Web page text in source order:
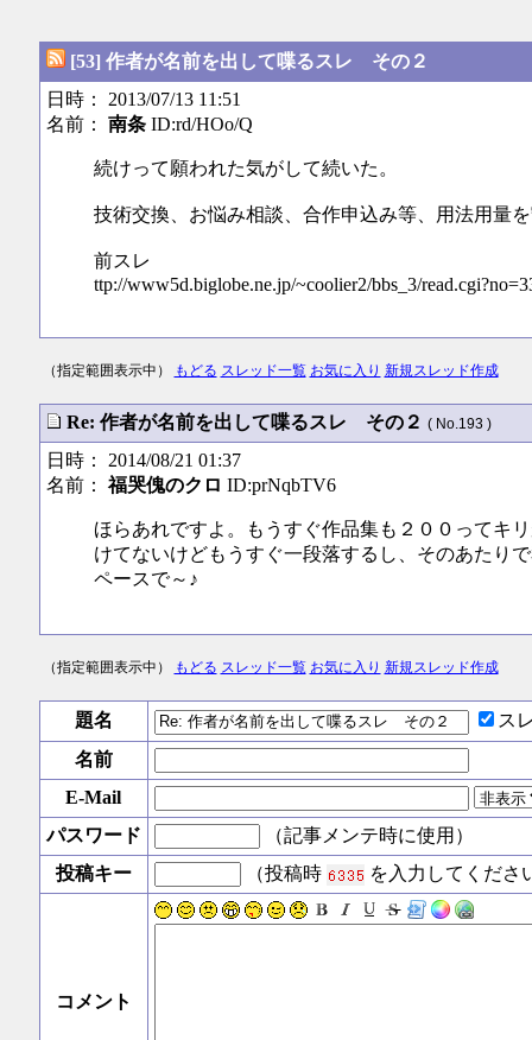
[53] 作者が名前を出して喋るスレ その２
日時： 2013/07/13 11:51
名前： 南条ID:rd/HOo/Q
続けって願われた気がして続いた。
技術交換、お悩み相談、合作申込み等、用法用量
前スレ
ttp://www5d.biglobe.ne.jp/~coolier2/bbs_3/
（指定範囲表示中） もどる スレッド一覧 お気に入り 新規スレッド作成
Re: 作者が名前を出して喋るスレ その２ ( No.193 )
日時： 2014/08/21 01:37
名前：福哭傀のクロ ID:prNqbTV6
ほらあれですよ。もうすぐ作品集も２００って
けてないけどもうすぐ一段落するし、そのあた
ペースで～♪
（指定範囲表示中） もどる スレッド一覧 お気に入り 新規スレッド作成
題名
ス
名前
E-Mail
パスワード
（記事メンテ時に使用）
投稿キー
（投稿時 を入力してくださ
コメント